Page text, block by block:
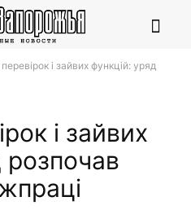
і зайвих функцій: уряд
і зайвих
розпочав